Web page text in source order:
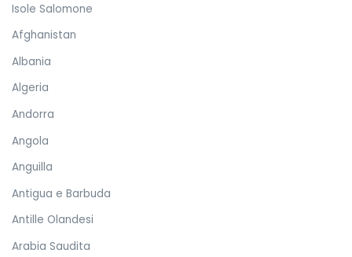
Isole Salomone
Afghanistan
Albania
Algeria
Andorra
Angola
Anguilla
Antigua e Barbuda
Antille Olandesi
Arabia Saudita